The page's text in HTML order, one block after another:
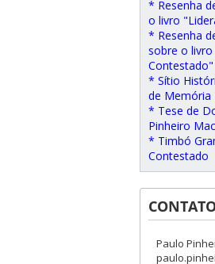
* Resenha
o livro
* Resenha
sobre o
Contestado"
* Sítio
de Memória
* Tese de
Pinheiro
* Timbó
Contestado
Paulo